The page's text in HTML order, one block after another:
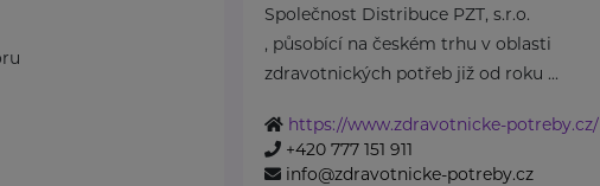
Společnost Distribuce PZT, s.r.o.
, působící na českém trhu v oblasti
zdravotnických potřeb již od roku ...
https://www.zdravotnicke-potreby.cz/
+420 777 151 911
info@zdravotnicke-potreby.cz